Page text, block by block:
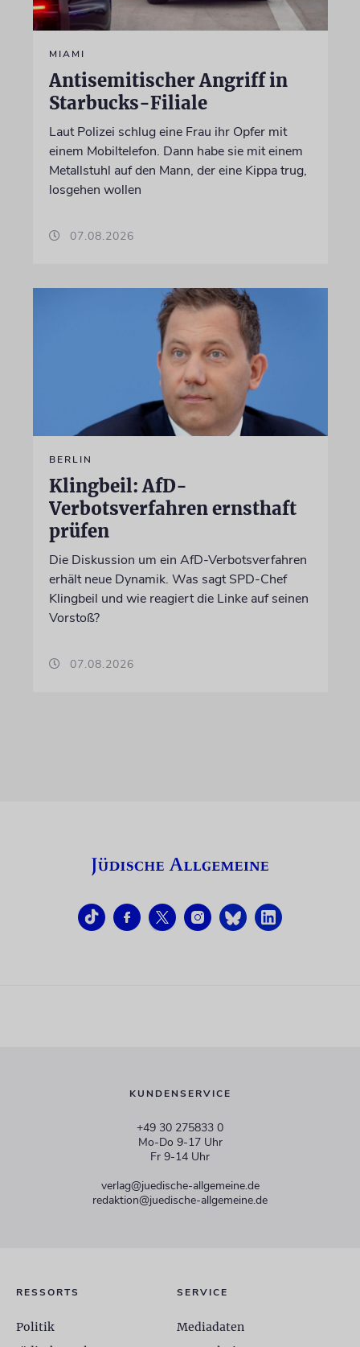
MIAMI
Antisemitischer Angriff in
Starbucks-Filiale
Laut Polizei schlug eine Frau ihr Opfer mit
einem Mobiltelefon. Dann habe sie mit einem
Metallstuhl auf den Mann, der eine Kippa trug,
losgehen wollen
07.08.2026
BERLIN
Klingbeil: AfD-
Verbotsverfahren ernsthaft
prüfen
Die Diskussion um ein AfD-Verbotsverfahren
erhält neue Dynamik. Was sagt SPD-Chef
Klingbeil und wie reagiert die Linke auf seinen
Vorstoß?
07.08.2026
KUNDENSERVICE
+49 30 275833 0
Mo-Do 9-17 Uhr
Fr 9-14 Uhr
verlag@juedische-allgemeine.de
redaktion@juedische-allgemeine.de
RESSORTS
Politik
SERVICE
Mediadaten